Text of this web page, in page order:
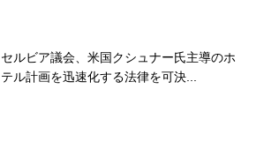
セルビア議会、米国クシュナー氏主導のホ
テル計画を迅速化する法律を可決...